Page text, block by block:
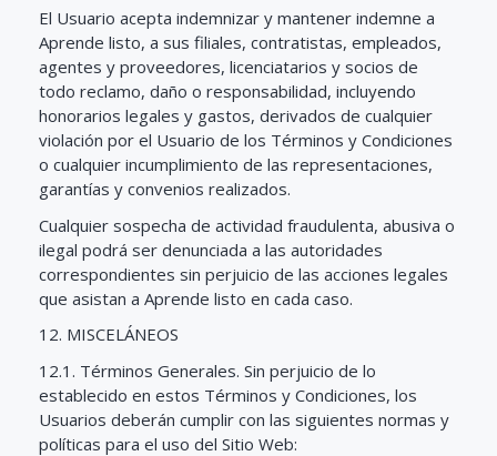
El Usuario acepta indemnizar y mantener indemne a
Aprende listo, a sus filiales, contratistas, empleados,
agentes y proveedores, licenciatarios y socios de
todo reclamo, daño o responsabilidad, incluyendo
honorarios legales y gastos, derivados de cualquier
violación por el Usuario de los Términos y Condiciones
o cualquier incumplimiento de las representaciones,
garantías y convenios realizados.
Cualquier sospecha de actividad fraudulenta, abusiva o
ilegal podrá ser denunciada a las autoridades
correspondientes sin perjuicio de las acciones legales
que asistan a Aprende listo en cada caso.
12. MISCELÁNEOS
12.1. Términos Generales. Sin perjuicio de lo
establecido en estos Términos y Condiciones, los
Usuarios deberán cumplir con las siguientes normas y
políticas para el uso del Sitio Web: